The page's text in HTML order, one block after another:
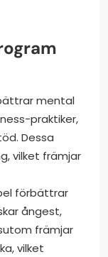
mental
praktiker,
Dessa
vilket främjar
förbättrar
ångest,
främjar
vilket